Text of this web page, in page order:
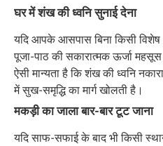
घर में शंख की ध्वनि सुनाई देना
यदि आपके आसपास बिना किसी
पूजा-पाठ की सकारात्मक ऊर्जा महसूस
ऐसी मान्यता है कि शंख की ध्वनि
में सुख-समृद्धि का मार्ग खोलती है।
मकड़ी का जाला बार-बार टूट जाना
यदि साफ-सफाई के बाद भी किसी